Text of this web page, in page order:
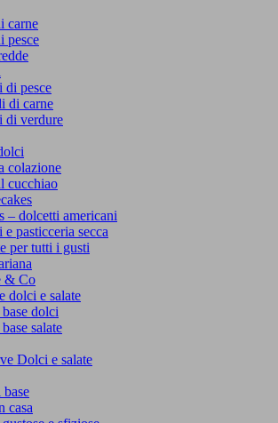
carne
pesce
di pesce
di carne
di verdure
colazione
cucchiao
– dolcetti americani
pasticceria secca
per tutti i gusti
& Co
dolci e salate
dolci
salate
Dolci e salate
base
casa